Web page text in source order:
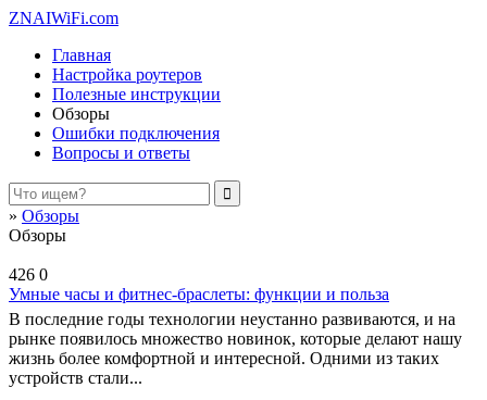
ZNAIWiFi.com
Главная
Настройка роутеров
Полезные инструкции
Обзоры
Ошибки подключения
Вопросы и ответы
» Обзоры
Обзоры
426 0
Умные часы и фитнес-браслеты: функции и польза
В последние годы технологии неустанно развиваются, и на
рынке появилось множество новинок, которые делают нашу
жизнь более комфортной и интересной. Одними из таких
устройств стали...